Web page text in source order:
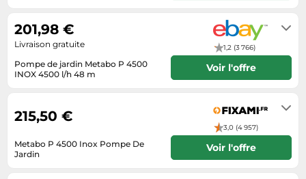
Téléphonie
Téléviseurs
Télévision & vidéo
Pompe de jardin Metabo P 4500
INOX 4500 l/h 48 m
1,2 (3 766)
201,98 €
Livraison gratuite
Voir l'offre
Metabo P 4500 Inox Pompe De
Jardin
3,0 (4 957)
215,50 €
Voir l'offre